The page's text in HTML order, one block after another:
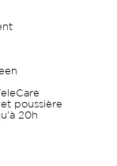
poussière
20h